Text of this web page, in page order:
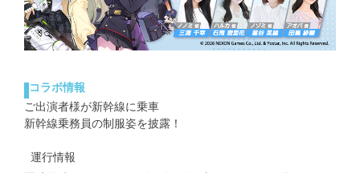
コラボ情報
ご出演者様が新幹線に乗車
新幹線乗務員の制服姿を披露！
運行情報